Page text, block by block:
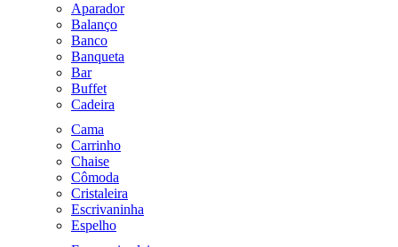
Aparador
Balanço
Banco
Banqueta
Bar
Buffet
Cadeira
Cama
Carrinho
Chaise
Cômoda
Cristaleira
Escrivaninha
Espelho